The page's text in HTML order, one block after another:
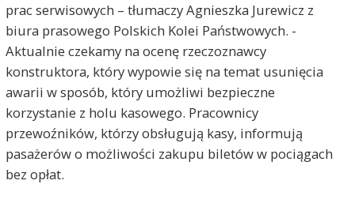
prac serwisowych – tłumaczy Agnieszka Jurewicz z
biura prasowego Polskich Kolei Państwowych. -
Aktualnie czekamy na ocenę rzeczoznawcy
konstruktora, który wypowie się na temat usunięcia
awarii w sposób, który umożliwi bezpieczne
korzystanie z holu kasowego. Pracownicy
przewoźników, którzy obsługują kasy, informują
pasażerów o możliwości zakupu biletów w pociągach
bez opłat.